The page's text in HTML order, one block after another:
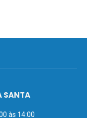
SANTA
às 14:00